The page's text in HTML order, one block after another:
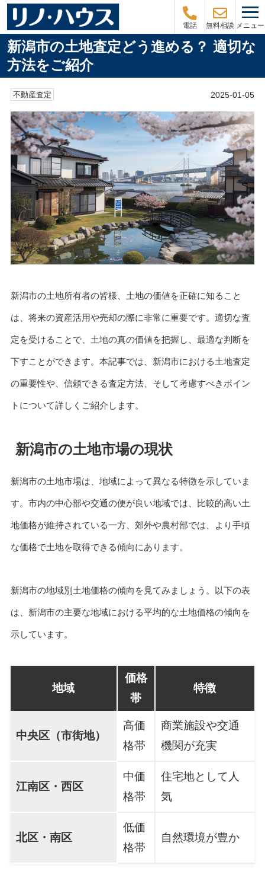
電話 無料相談 メニュー
新潟市の土地査定どう進める？ 適切な
方法をご紹介
不動産査定 2025-01-05
新潟市の土地所有者の皆様、土地の価値を正確に知ること
は、将来の資産活用や売却の際に非常に重要です。適切な査
定を受けることで、土地の真の価値を把握し、最適な判断を
下すことができます。本記事では、新潟市における土地査定
の重要性や、信頼できる査定方法、そして考慮すべきポイン
トについて詳しくご紹介します。
新潟市の土地市場の現状
新潟市の土地市場は、地域によって異なる特徴を示していま
す。市内の中心部や交通の便が良い地域では、比較的高い土
地価格が維持されている一方、郊外や農村部では、より手頃
な価格で土地を取得できる傾向にあります。
新潟市の地域別土地価格の傾向を見てみましょう。以下の表
は、新潟市の主要な地域における平均的な土地価格の傾向を
示しています。
地域
価格
帯
特徴
中央区（市街地）
高価
格帯
商業施設や交通
機関が充実
江南区・西区
中価
格帯
住宅地として人
気
北区・南区
低価
格帯
自然環境が豊か